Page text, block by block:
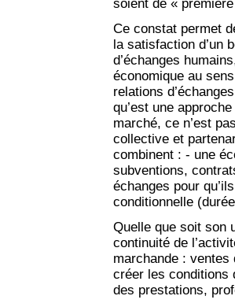
soient de «
Ce constat permet
la satisfaction d’un
d’échanges
économique au
relations
qu’est une
marché, ce n’est
collective et
combinent : - une
subventions,
échanges pour
conditionnelle
Quelle que soit son
continuité de
marchande :
créer les conditions
des prestations,